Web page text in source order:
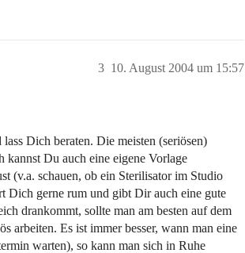
10. August 2004 um 15:57
3
Dich beraten. Die meisten (seriösen)
Du auch eine eigene Vorlage
(v.a. schauen, ob ein Sterilisator im Studio
Dich gerne rum und gibt Dir auch eine gute
drankommt, sollte man am besten auf dem
arbeiten. Es ist immer besser, wann man eine
warten), so kann man sich in Ruhe